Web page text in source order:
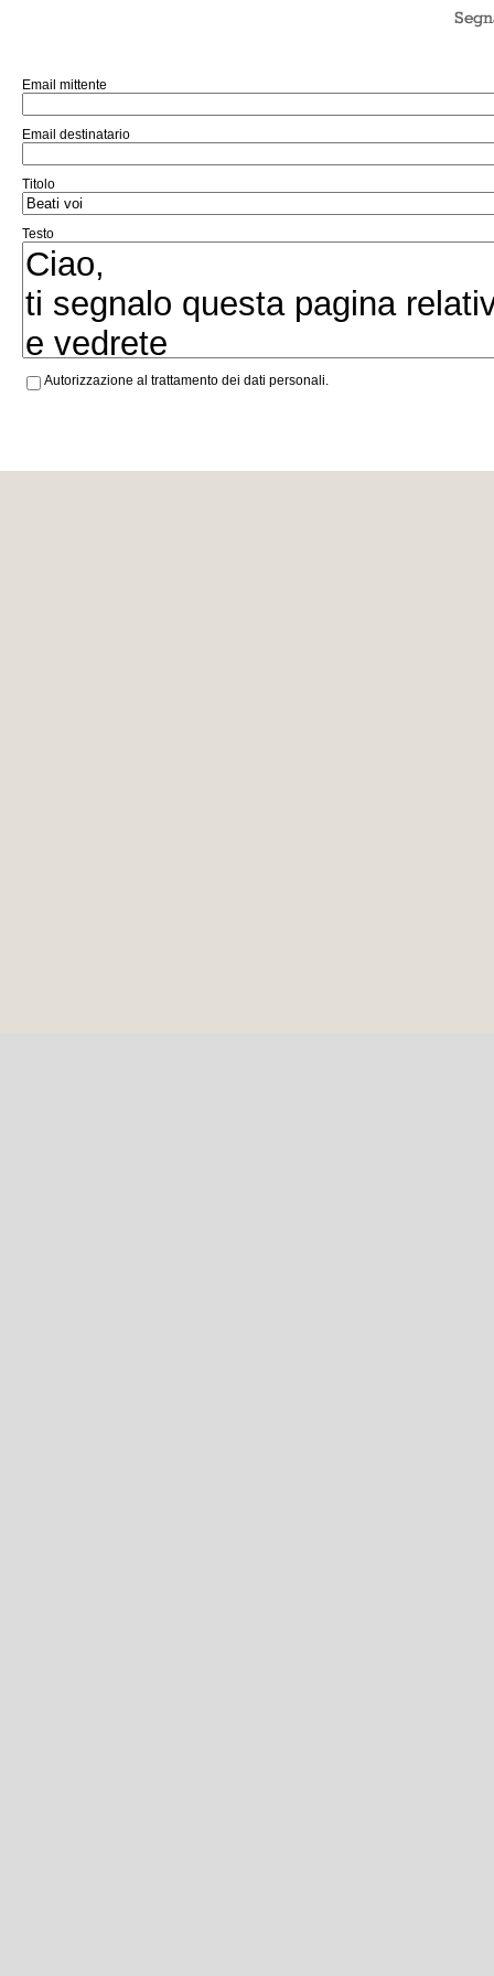
Email mittente
Email destinatario
Titolo
Testo
Autorizzazione al trattamento dei dati personali.